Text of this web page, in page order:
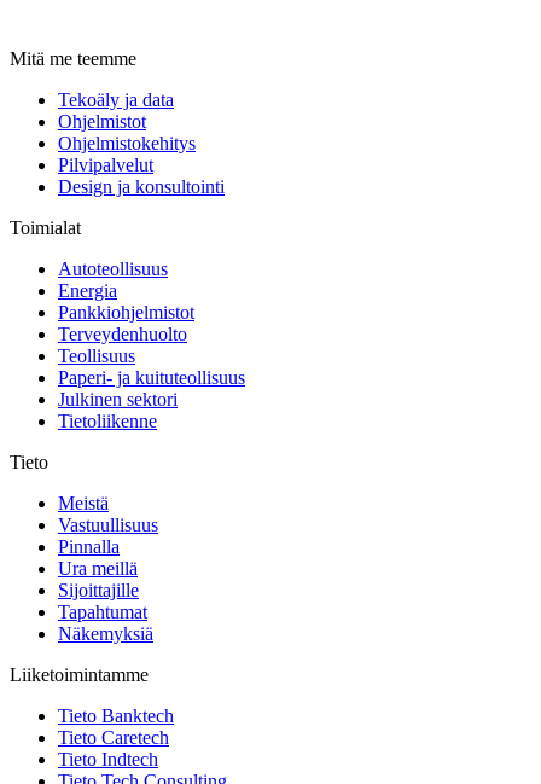
Mitä me teemme
Tekoäly ja data
Ohjelmistot
Ohjelmistokehitys
Pilvipalvelut
Design ja konsultointi
Toimialat
Autoteollisuus
Energia
Pankkiohjelmistot
Terveydenhuolto
Teollisuus
Paperi- ja kuituteollisuus
Julkinen sektori
Tietoliikenne
Tieto
Meistä
Vastuullisuus
Pinnalla
Ura meillä
Sijoittajille
Tapahtumat
Näkemyksiä
Liiketoimintamme
Tieto Banktech
Tieto Caretech
Tieto Indtech